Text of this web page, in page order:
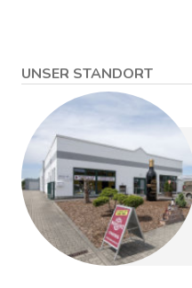
UNSER STANDORT